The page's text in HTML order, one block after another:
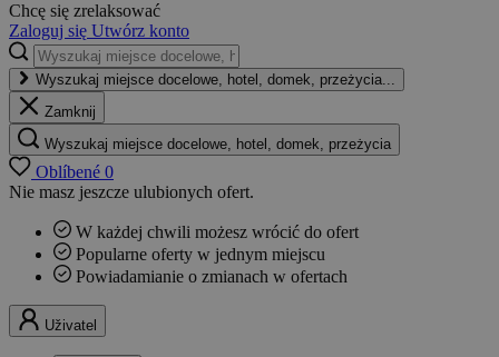
Chcę się zrelaksować
Zaloguj się Utwórz konto
Wyszukaj miejsce docelowe, hotel, domek, przeżycia...
Zamknij
Wyszukaj miejsce docelowe, hotel, domek, przeżycia
Oblíbené 0
Nie masz jeszcze ulubionych ofert.
W każdej chwili możesz wrócić do ofert
Popularne oferty w jednym miejscu
Powiadamianie o zmianach w ofertach
Uživatel